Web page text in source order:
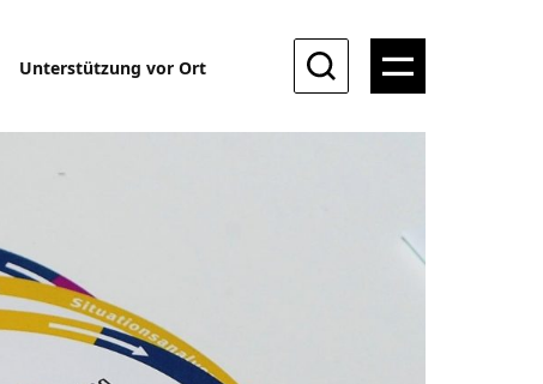
Unterstützung vor Ort